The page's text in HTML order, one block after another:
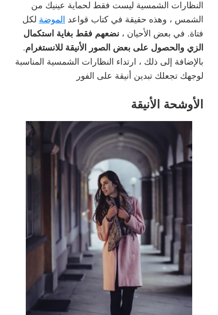
النظارات الشمسية ليست فقط لحماية عينيك من
الشمس ، وهذه حقيقة في كتاب قواعد الموضة لكل
فتاة. في بعض الأحيان ، نضعهم فقط بغاية استكمال
الزي والحصول على بعض الصور الأنيقة للانستغرام.
بالإضافة إلى ذلك ، ارتداء النظارات الشمسية المناسبة
لوجهك تجعلك تبدين أنيقة على الفور
الأوشحة الأنيقة